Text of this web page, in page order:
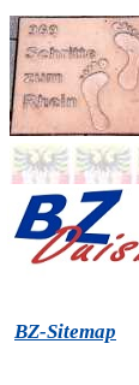
BZ-Sitemap